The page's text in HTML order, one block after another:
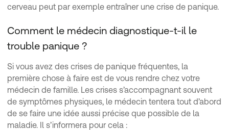
cerveau peut par exemple entraîner une crise de panique.
Comment le médecin diagnostique-t-il le
trouble panique ?
Si vous avez des crises de panique fréquentes, la
première chose à faire est de vous rendre chez votre
médecin de famille. Les crises s’accompagnant souvent
de symptômes physiques, le médecin tentera tout d’abord
de se faire une idée aussi précise que possible de la
maladie. Il s’informera pour cela :